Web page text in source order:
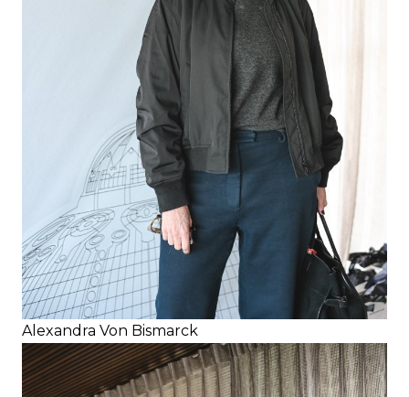
Alexandra Von Bismarck